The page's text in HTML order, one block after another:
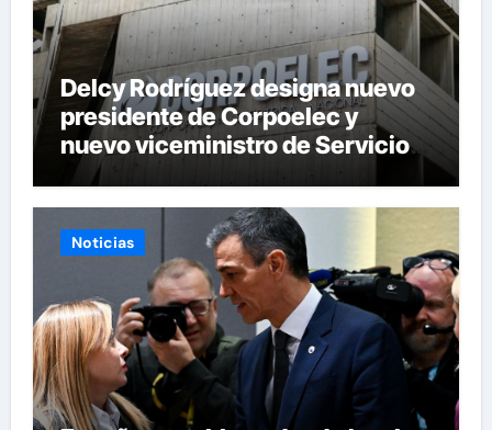
Delcy Rodríguez designa nuevo
presidente de Corpoelec y
nuevo viceministro de Servicios
Eléctricos
Noticias